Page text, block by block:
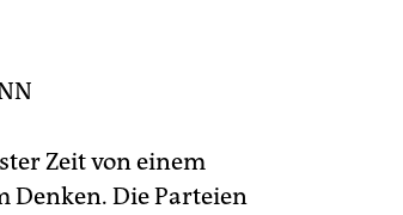
Zeit von einem
Denken. Die Parteien